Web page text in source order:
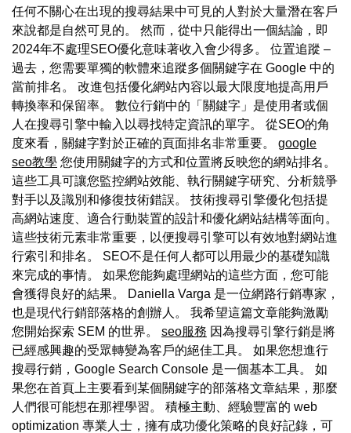
任何不關心在出現的搜尋結果中可見的人對於大量潛在客戶
來說都是自然可見的。 然而，從中只能得出一個結論，即
2024年不處理SEO優化意味著收入會少得多。 位置追蹤 –
過去，您需要單獨的軟體來追蹤多個關鍵字在 Google 中的
當前排名。 改進包括優化網站內容以最大限度地提高用戶
轉換率和保留率。 數位行銷中的「關鍵字」是使用者或個
人在搜尋引擎中輸入以尋找特定資訊的單字。 從SEO的角
度來看，關鍵字對於正確的頁面排名非常重要。 google
seo教學 您使用關鍵字的方式和位置將反映您的網站排名。
這些工具可讓您監控網站效能、執行關鍵字研究、分析競爭
對手以及識別和修復技術錯誤。 技術搜尋引擎優化包括提
高網站速度、適合行動裝置的設計和優化網站結構等面向。
這些技術元素非常重要，以便搜尋引擎可以有效地對網站進
行索引和排名。 SEO不是任何人都可以用最少的基礎知識
來完成的事情。 如果您能夠處理網站的這些方面，您可能
會獲得良好的結果。 Daniella Varga 是一位網路行銷專家，
也是現代行銷部落格的創辦人。 我希望這篇文章能夠激勵
您開始探索 SEM 的世界。 seo服務 因為搜尋引擎行銷是將
已經感興趣的受眾轉變為客戶的絕佳工具。 如果您想進行
搜尋行銷，Google Search Console 是一個基本工具。 如
果您在首頁上主要看到某個關鍵字的部落格文章結果，那麼
人們很可能想在那裡學習。 積極主動、經驗豐富的 web
optimization 專業人士，擁有成功優化策略的良好記錄，可